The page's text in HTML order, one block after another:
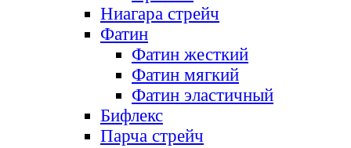
Ниагара стрейч
Фатин
Фатин жесткий
Фатин мягкий
Фатин элаcтичный
Бифлекс
Парча стрейч